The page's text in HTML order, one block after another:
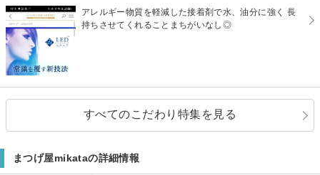
アレルギー物質を軽減した接着剤で水、油分に強く 長
持ちさせてくれることまちがいなし◎
すべてのこだわり特集を見る
まつげ屋mikataの詳細情報